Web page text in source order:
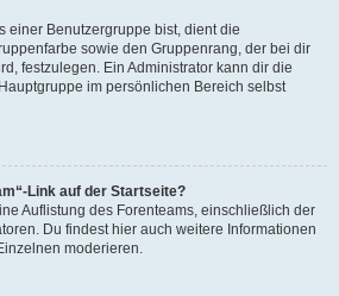
einer Benutzergruppe bist, dient die
sowie den Gruppenrang, der bei dir
festzulegen. Ein Administrator kann dir die
im persönlichen Bereich selbst
Link auf der Startseite?
Auflistung des Forenteams, einschließlich der
Du findest hier auch weitere Informationen
moderieren.